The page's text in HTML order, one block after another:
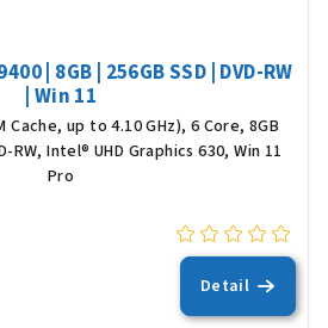
| 8GB | 256GB SSD | DVD-RW
| Win 11
Cache, up to 4.10 GHz), 6 Core, 8GB
RW, Intel® UHD Graphics 630, Win 11
Pro
Detail